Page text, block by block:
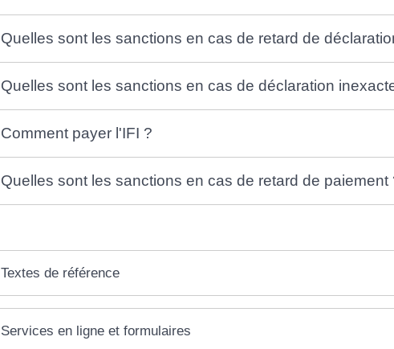
Quelles sont les sanctions en cas de retard de
Quelles sont les sanctions en cas de déclaration
Comment payer l'IFI ?
Quelles sont les sanctions en cas de retard de paiement
Textes de référence
Services en ligne et formulaires